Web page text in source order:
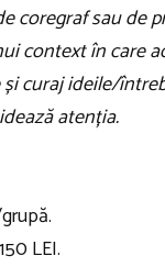
coregraf sau de
context în care
curaj ideile/
atenția.
LEI.